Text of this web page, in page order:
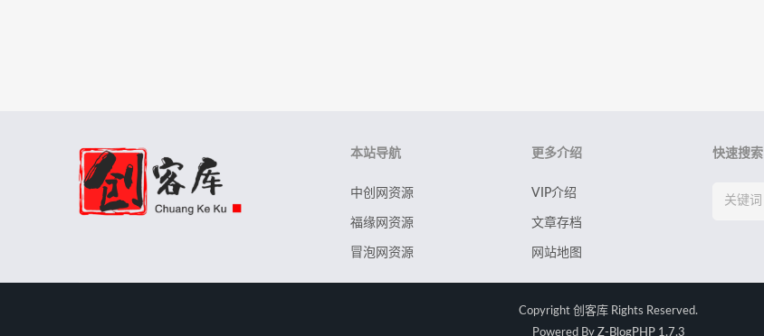
本站导航
中创网资源
福缘网资源
冒泡网资源
更多介绍
VIP介绍
文章存档
网站地图
快速搜索
Copyright 创客库 Rights Reserved.
Powered By Z-BlogPHP 1.7.3